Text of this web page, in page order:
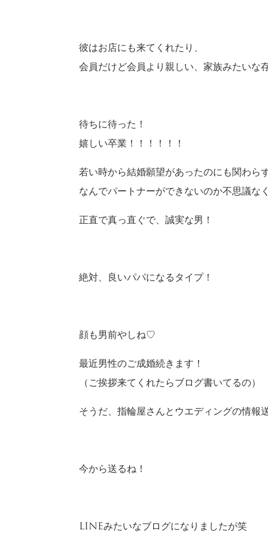
彼はお店にも来てくれたり、
会員だけど会員より親しい、家族みたいな
待ちに待った！
嬉しい卒業！！！！！！
若い時から結婚願望があったのにも関わらず
なんでパートナーができないのか不思議な
正直で真っ直ぐで、誠実な男！
絶対、良いパパになるタイプ！
顔も男前やしね♡
最近男性のご成婚続きます！
（ご挨拶来てくれたらブログ書いてるの）
そうだ、指輪屋さんとウエディングの情報
今から送るね！
LINEみたいなブログになりましたが笑